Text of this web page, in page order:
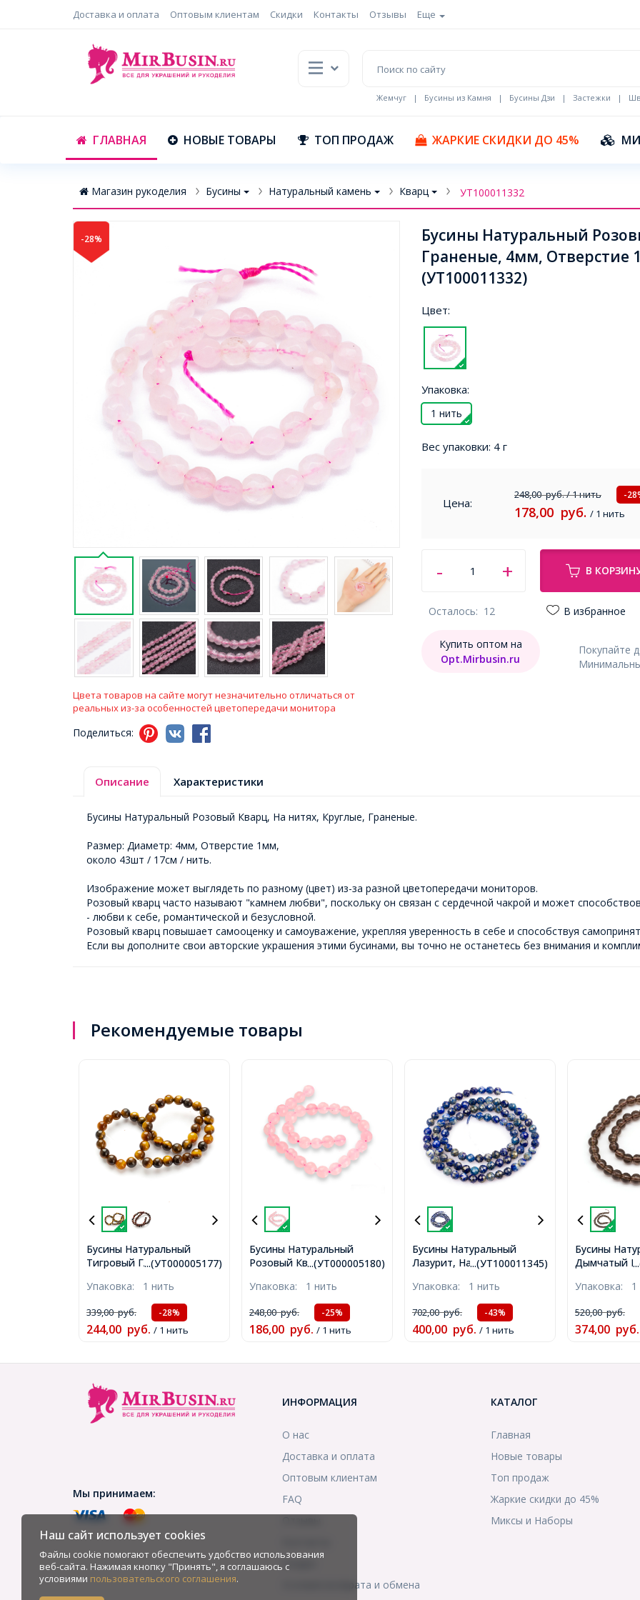
Доставка и оплата Оптовым клиентам Скидки Контакты Отзывы Еще
Жемчуг | Бусины из Камня | Бусины Дзи | Застежки |
ГЛАВНАЯ НОВЫЕ ТОВАРЫ ТОП ПРОДАЖ ЖАРКИЕ СКИДКИ ДО 45%
Магазин рукоделия Бусины Натуральный камень Кварц УТ100011332
-28%
Цвета товаров на сайте могут незначительно отличаться от
реальных из-за особенностей цветопередачи монитора
Поделиться:
Бусины Натуральный
Граненые, 4мм, Отверстие
(УТ100011332)
Цвет:
Упаковка:
1 нить
Вес упаковки: 4 г
Цена:
248,00руб./ 1 нить -
178,00 руб. / 1 нить
В
Осталось: 12 В избранное
Покупайте
Купить оптом на
Opt.Mirbusin.ru
Описание Характеристики
Бусины Натуральный Розовый Кварц, На нитях, Круглые, Граненые.
Размер: Диаметр: 4мм, Отверстие 1мм,
около 43шт / 17см / нить.
Изображение может выглядеть по разному (цвет) из-за разной цветопередачи мониторов.
Розовый кварц часто называют "камнем любви", поскольку он связан с сердечной чакрой и может
- любви к себе, романтической и безусловной.
Розовый кварц повышает самооценку и самоуважение, укрепляя уверенность в себе и способствуя
Если вы дополните свои авторские украшения этими бусинами, вы точно не останетесь без внимания и
Рекомендуемые товары
...(УТ000005177)
Бусины Натуральный
Тигровый Глаз, Круглые,
около 43шт/20см/нить,
(УТ000005177)
Упаковка: 1 нить
339,00руб. -28%
244,00 руб. / 1 нить
...(УТ000005180)
Бусины Натуральный
Розовый Кварц Круглые
1мм, около 27шт/18см/
нить, (УТ000005180)
Упаковка: 1 нить
248,00руб. -25%
186,00 руб. / 1 нить
...(УТ100011345)
Бусины Натуральный
Лазурит, На нитях,
4мм, Отв. 1мм, около
88шт/39см/нить,
(УТ100011345)
Упаковка: 1 нить
702,00руб. -43%
400,00 руб. / 1 нить
Бусины
Дымчатый
4мм,
Упаковка: 1
520,00руб.
374,00 руб.
Мы принимаем:
ИНФОРМАЦИЯ
О нас
Доставка и оплата
Оптовым клиентам
FAQ
Скидки
Условия возврата и обмена
КАТАЛОГ
Главная
Новые товары
Топ продаж
Жаркие скидки до 45%
Миксы и Наборы
Наш сайт использует cookies
Файлы cookie помогают обеспечить удобство использования
веб-сайта. Нажимая кнопку "Принять", я соглашаюсь с
условиями пользовательского соглашения.